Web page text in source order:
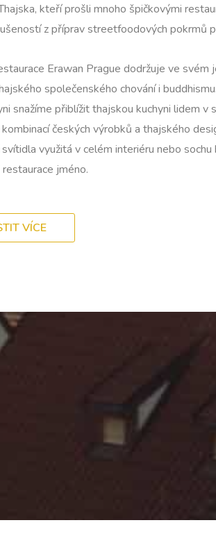
kteří prošli mnoho špičkovými
z příprav streetfoodových pokrmů
Erawan Prague dodržuje ve svém
společenského chování i
snažíme přiblížit thajskou kuchyni lidem v
českých výrobků a thajského
využitá v celém interiéru nebo
jméno.
VÍCE